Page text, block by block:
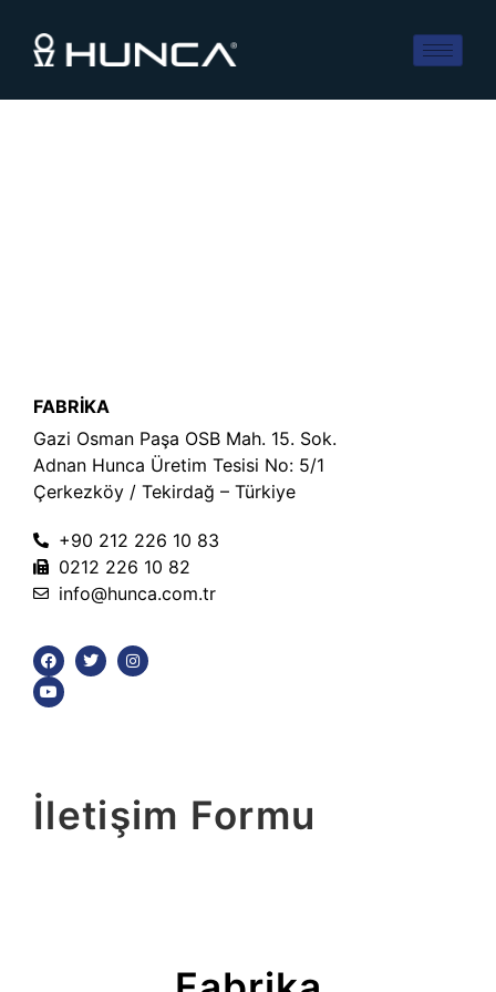
FABRİKA
Gazi Osman Paşa OSB Mah. 15. Sok.
Adnan Hunca Üretim Tesisi No: 5/1
Çerkezköy / Tekirdağ – Türkiye
+90 212 226 10 83
0212 226 10 82
info@hunca.com.tr
İletişim Formu